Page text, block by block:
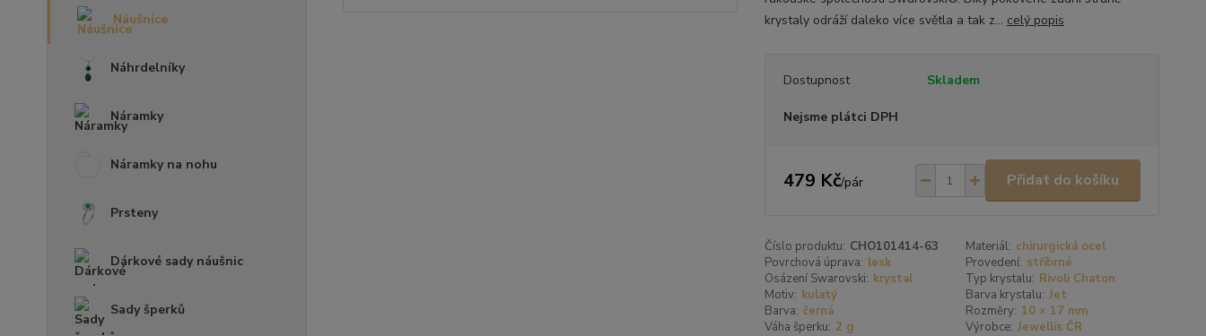
Náušnice
Náhrdelníky
Náramky
Náramky na nohu
Prsteny
Dárkové sady náušnic
Sady šperků
krystaly odráží daleko více světla a tak z... celý popis
Dostupnost Skladem
Nejsme plátci DPH
479 Kč/pár Přidat do košíku
Číslo produktu: CHO101414-63 Materiál: chirurgická ocel
Povrchová úprava: lesk Provedení: stříbrné
Osázení Swarovski: krystal Typ krystalu: Rivoli Chaton
Motiv: kulatý Barva krystalu: Jet
Barva: černá Rozměry: 10 × 17 mm
Váha šperku: 2 g Výrobce: Jewellis ČR